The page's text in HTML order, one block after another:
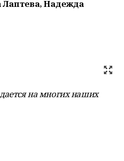
Лаптева, Надежда
на многих наших